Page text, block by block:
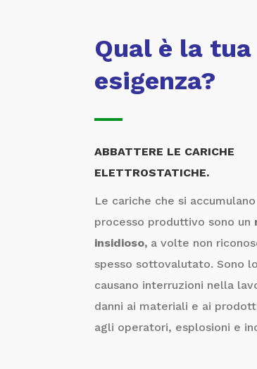
Qual è la tua
esigenza?
ABBATTERE LE CARICHE
ELETTROSTATICHE.
Le cariche che si
processo produttivo sono un
insidioso, a volte non
spesso sottovalutato. Sono
causano interruzioni nella
danni ai materiali e ai
agli operatori, esplosioni e